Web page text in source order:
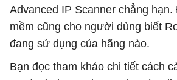
Advanced IP Scanner chẳng
mềm cũng cho người dùng biết
đang sử dụng của hãng nào.
Bạn đọc tham khảo chi tiết cách